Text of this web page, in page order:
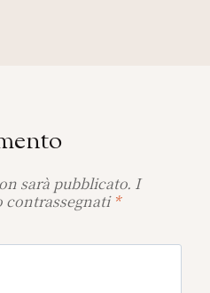
sarà pubblicato. I
contrassegnati *